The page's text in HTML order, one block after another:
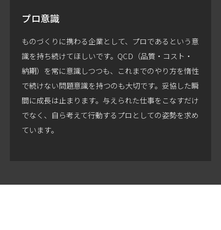
プロ意識
ものづくりに携わる企業として、プロであるという意
識を持ち続けてほしいです。QCD（品質・コスト・
納期）を常に意識しつつも、これまでのやり方を惰性
で続けない問題意識を持つのも大切です。妥協した瞬
間に成長は止まります。与えられた仕事をこなすだけ
でなく、自ら考えて行動するプロとしての姿勢を求め
ています。